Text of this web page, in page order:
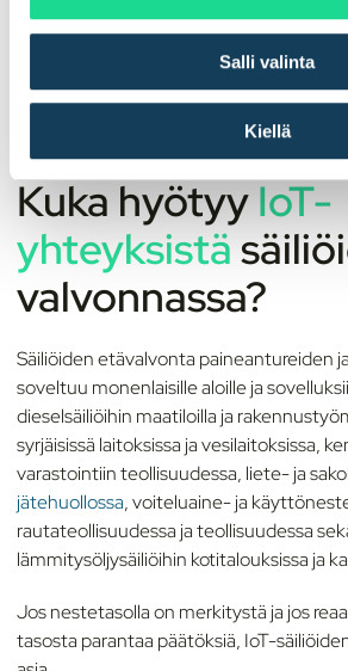
Salli valinta
Kiellä
Kuka hyötyyIoT-
yhteyksistä
valvonnassa?
Säiliöiden etävalvonta paineantureiden
soveltuu monenlaisille aloille ja
dieselsäiliöihin maatiloilla ja
syrjäisissä laitoksissa ja vesilaitoksissa,
varastointiin teollisuudessa, liete- ja
jätehuollossa, voiteluaine- ja
rautateollisuudessa ja teollisuudessa
lämmitysöljysäiliöihin kotitalouksissa ja
Jos nestetasolla on merkitystä ja jos
tasosta parantaa päätöksiä, IoT-